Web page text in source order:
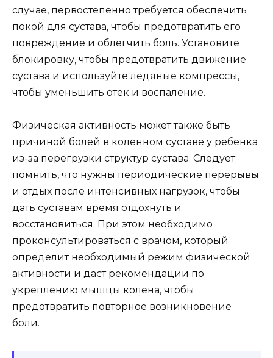
случае, первостепенно требуется обеспечить
покой для сустава, чтобы предотвратить его
повреждение и облегчить боль. Установите
блокировку, чтобы предотвратить движение
сустава и используйте ледяные компрессы,
чтобы уменьшить отек и воспаление.
Физическая активность может также быть
причиной болей в коленном суставе у ребенка
из-за перегрузки структур сустава. Следует
помнить, что нужны периодические перерывы
и отдых после интенсивных нагрузок, чтобы
дать суставам время отдохнуть и
восстановиться. При этом необходимо
проконсультироваться с врачом, который
определит необходимый режим физической
активности и даст рекомендации по
укреплению мышцы колена, чтобы
предотвратить повторное возникновение
боли.